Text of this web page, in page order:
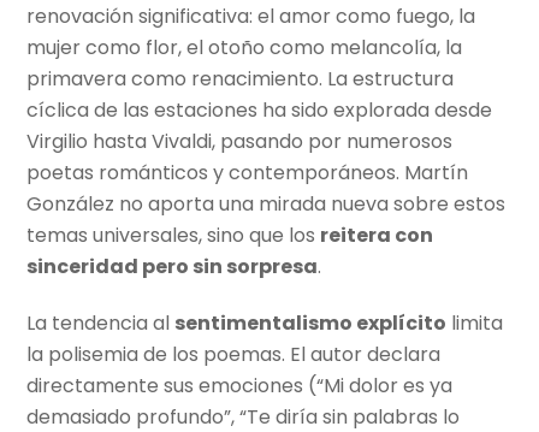
renovación significativa: el amor como fuego, la
mujer como flor, el otoño como melancolía, la
primavera como renacimiento. La estructura
cíclica de las estaciones ha sido explorada desde
Virgilio hasta Vivaldi, pasando por numerosos
poetas románticos y contemporáneos. Martín
González no aporta una mirada nueva sobre estos
temas universales, sino que los reitera con
sinceridad pero sin sorpresa.
La tendencia al sentimentalismo explícito limita
la polisemia de los poemas. El autor declara
directamente sus emociones (“Mi dolor es ya
demasiado profundo”, “Te diría sin palabras lo